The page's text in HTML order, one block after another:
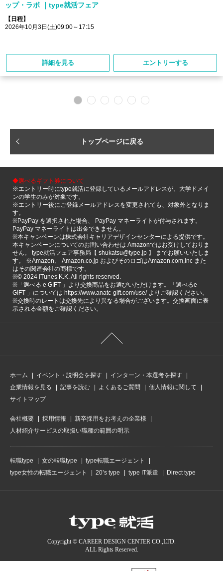
ップ・ラボ ｜type就活フェア
【日程】
2026年10月3日(土)09:00～17:15
詳細を見る エントリーする
トップページに戻る
◆選べるギフト券について
※エントリー時にtype就活に登録しているメールアドレスが、大学ドメイ
ンの学生のみが対象です。
※エントリー後にご登録メールアドレスを変更されても、対象外となりま
す。
※PayPay を選択された場合、 PayPay マネーライトが付与されます。
PayPay マネーライトは出金できません。
※本キャンペーンは株式会社キャリアデザインセンターによる提供です。
本キャンペーンについてのお問い合わせは Amazonではお受けしておりま
せん。 type就活フェア事務局【 shukatsu@type.jp 】 までお願いいたしま
す。 ※Amazon、 Amazon.co.jp およびそのロゴはAmazon.com,Inc また
はその関連会社の商標です。
※©️ 2024 iTunes K.K. All rights reserved.
※「選べる e GIFT 」より交換商品をお選びいただけます。「選べるe
GIFT 」については https://www.anatc-gift.com/use/ よりご確認ください。
※交換時のレートは交換先により異なる場合がございます。交換画面に表
示される金額をご確認ください。
ホーム イベント・説明会を探す
インターン・本選考を探す
企業情報を見る
記事を読む よくあるご質問
個人情報に関して
サイトマップ
会社概要 採用情報
新卒採用をお考えの企業様
人材紹介サービスの取扱い職種の範囲の明示
転職type 女の転職type
type転職エージェント
type女性の転職エージェント
20’s type type IT派遣 Direct type
Copyright © CAREER DESIGN CENTER CO.,LTD.
ALL Rights Reserved.